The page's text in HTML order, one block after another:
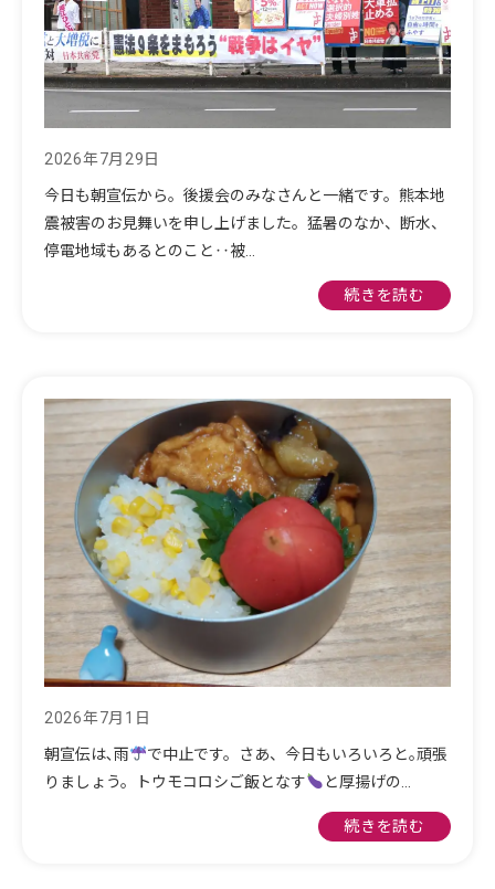
2026年7月29日
今日も朝宣伝から。後援会のみなさんと一緒です。熊本地
震被害のお見舞いを申し上げました。猛暑のなか、断水、
停電地域もあるとのこと‥被…
続きを読む
2026年7月1日
朝宣伝は､雨
で中止です。さあ、今日もいろいろと｡頑張
りましょう。トウモコロシご飯となす
と厚揚げの…
続きを読む